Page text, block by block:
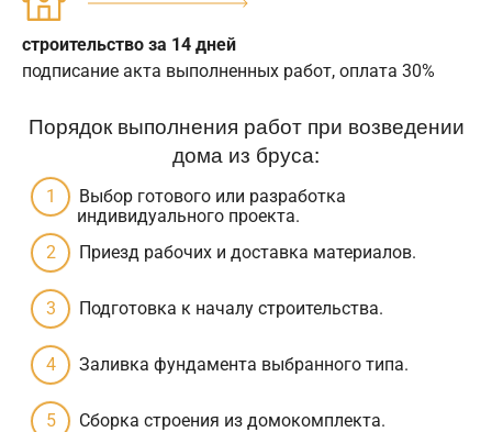
строительство за 14 дней
подписание акта выполненных работ, оплата 30%
Порядок выполнения работ при возведении
дома из бруса:
Выбор готового или разработка
индивидуального проекта.
Приезд рабочих и доставка материалов.
Подготовка к началу строительства.
Заливка фундамента выбранного типа.
Сборка строения из домокомплекта.